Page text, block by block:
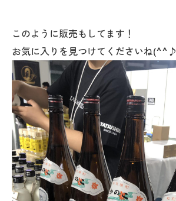
このように販売もしてます！
お気に入りを見つけてくださいね(^^♪